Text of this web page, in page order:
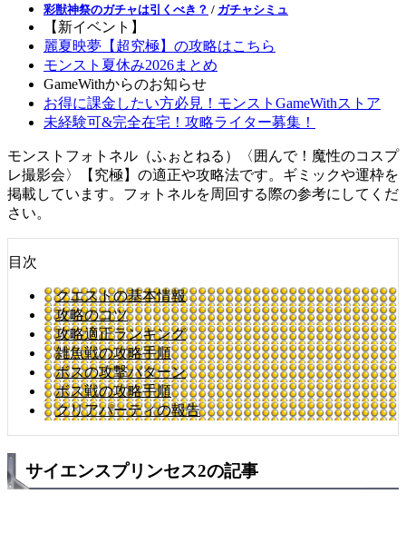
彩獣神祭のガチャは引くべき？ / ガチャシミュ
【新イベント】
麗夏映夢【超究極】の攻略はこちら
モンスト夏休み2026まとめ
GameWithからのお知らせ
お得に課金したい方必見！モンストGameWithストア
未経験可&完全在宅！攻略ライター募集！
モンストフォトネル（ふぉとねる）〈囲んで！魔性のコスプ
レ撮影会〉【究極】の適正や攻略法です。ギミックや運枠を
掲載しています。フォトネルを周回する際の参考にしてくだ
さい。
目次
クエストの基本情報
攻略のコツ
攻略適正ランキング
雑魚戦の攻略手順
ボスの攻撃パターン
ボス戦の攻略手順
クリアパーティの報告
サイエンスプリンセス2の記事